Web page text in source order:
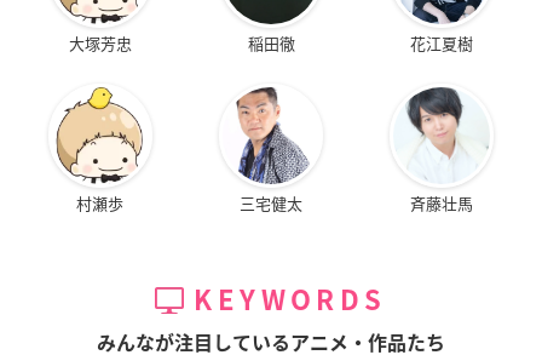
大塚芳忠 稲田徹 花江夏樹
村瀬歩 三宅健太 斉藤壮馬
KEYWORDS
みんなが注目しているアニメ・作品たち